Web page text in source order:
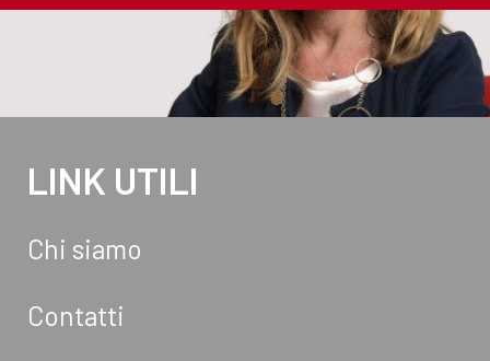
LINK UTILI
Chi siamo
Contatti